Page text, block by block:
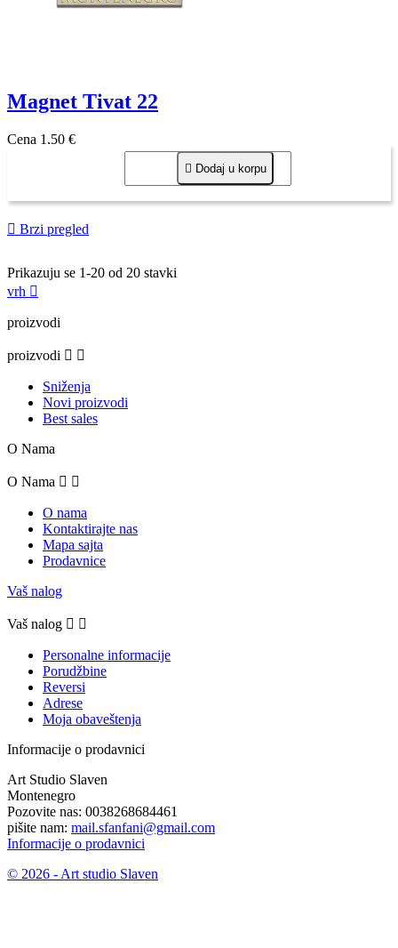
Magnet Tivat 22
Cena 1,50 €
 Dodaj u korpu
 Brzi pregled
Prikazuju se 1-20 od 20 stavki
vrh 
proizvodi
proizvodi  
Sniženja
Novi proizvodi
Best sales
O Nama
O Nama  
O nama
Kontaktirajte nas
Mapa sajta
Prodavnice
Vaš nalog
Vaš nalog  
Personalne informacije
Porudžbine
Reversi
Adrese
Moja obaveštenja
Informacije o prodavnici
Art Studio Slaven
Montenegro
Pozovite nas: 0038268684461
pišite nam: mail.sfanfani@gmail.com
Informacije o prodavnici
© 2026 - Art studio Slaven